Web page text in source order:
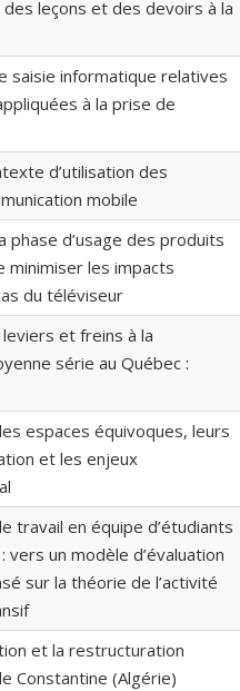
leçons et des devoirs à la
saisie informatique relatives
à la prise de
d’utilisation des
mobile
phase d’usage des produits
minimiser les impacts
du téléviseur
et freins à la
série au Québec :
espaces équivoques, leurs
et les enjeux
travail en équipe d’étudiants
vers un modèle d’évaluation
sur la théorie de l’activité
et la restructuration
Constantine (Algérie)